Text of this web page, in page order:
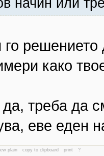
решението
како
да, треба да
еве еден
plain copy to clipboard print ?